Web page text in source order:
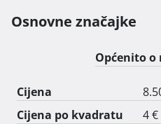
okruženju sa prekrasnim
nje vodi asfaltirana cesta.
Osnovne značajke
Općenito
Cijena
Cijena po kvadratu
4 €